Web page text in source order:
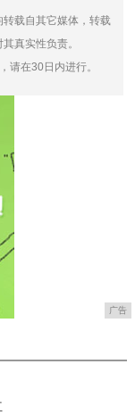
转载自其它媒体，转载
真实性负责。
请在30日内进行。
广告